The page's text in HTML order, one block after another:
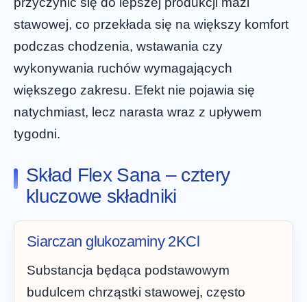
stawowej, co przekłada się na większy komfort
podczas chodzenia, wstawania czy
wykonywania ruchów wymagających
większego zakresu. Efekt nie pojawia się
natychmiast, lecz narasta wraz z upływem
tygodni.
Skład Flex Sana – cztery
kluczowe składniki
Siarczan glukozaminy 2KCl
Substancja będąca podstawowym
budulcem chrząstki stawowej, często